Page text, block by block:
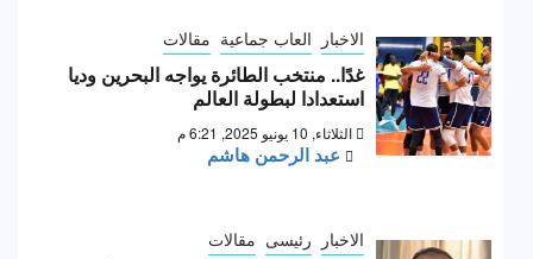
الاخبار العاب جماعية مقالات
غدًا.. منتخب الطائرة يواجه البحرين وديا
استعدادا لبطولة العالم
الثلاثاء, 10 يونيو 2025, 6:21 م
عبد الرحمن هاشم
الاخبار رئيسى مقالات